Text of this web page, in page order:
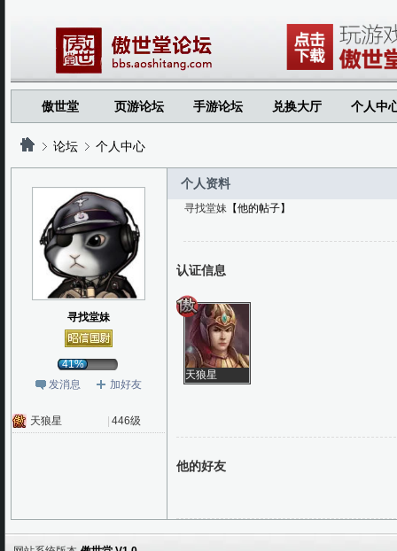
傲世堂 页游论坛 手游论坛 兑换大厅 个人中
论坛
?
个人中心
寻找堂妹
41%
发消息
加好友
天狼星 446级
个人资料
寻找堂妹 【他的帖子】
认证信息
天狼星
他的好友